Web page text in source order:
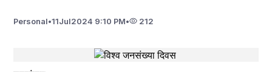
Personal•11Jul2024 9:10 PM• 212